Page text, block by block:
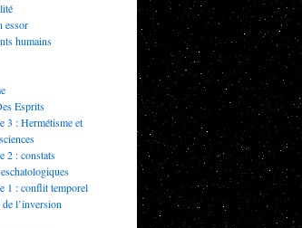
essor
humains
Esprits
3 : Hermétisme et
2 : constats
1 : conflit temporel
l’inversion